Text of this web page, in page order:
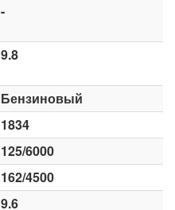
-
9.8
Бензиновый
1834
125/6000
162/4500
9.6